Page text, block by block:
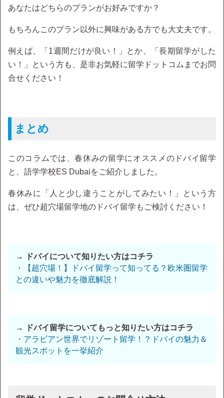
あなたはどちらのプランがお好みですか？
もちろんこのプラン以外に興味がある方でも大丈夫です。
例えば、「1週間だけが良い！」とか、「長期留学がした
い！」という方も、是非お気軽に留学ドットコムまでお問
合せください！
まとめ
このコラムでは、春休みの留学にオススメのドバイ留学
と、語学学校ES Dubaiをご紹介しました。
春休みに「人と少し違うことがしてみたい！」という方
は、ぜひ超穴場留学地のドバイ留学もご検討ください！
→ ドバイについて知りたい方はコチラ
・【超穴場！】ドバイ留学って知ってる？欧米圏留学
との違いや魅力を徹底解説！
→ ドバイ留学についてもっと知りたい方はコチラ
・アラビアン世界でリゾート留学！？ドバイの魅力＆
観光スポットを一挙紹介